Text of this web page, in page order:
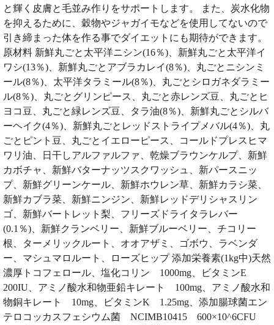
と輝く皮膚と毛並み作りをサポートします。 また、炭水化物
を抑えるために、穀物やジャガイモなどを使用してないので
引き締まった体を作る事でダイエットにも期待ができます。
原材料 新鮮丸ごと太平洋ニシン(16％)、新鮮丸ごと太平洋イ
ワシ(13％)、新鮮丸ごとアブラカレイ(8％)、丸ごとニシンミ
ール(8％)、太平洋タラミール(8％)、丸ごとシロガネダラミー
ル(8％)、丸ごとグリンピース、丸ごと赤レンズ豆、丸ごとヒ
ヨコ豆、丸ごと緑レンズ豆、タラ油(8％)、新鮮丸ごとシルバ
ーヘイク(4％)、新鮮丸ごとレッドストライプメバル(4％)、丸
ごとピント豆、丸ごとイエローピース、コールドプレスヒマ
ワリ油、日干しアルファルファ、乾燥ブラウンケルプ、新鮮
カボチャ、新鮮バターナッツスクワッシュ、新パースニッ
プ、新鮮グリーンケール、新鮮ホウレン草、新鮮カラシ菜、
新鮮カブラ菜、新鮮ニンジン、新鮮レッドデリシャスリン
ゴ、新鮮バートレット梨、フリーズドライタラレバー
(0.1％)、新鮮クランベリー、新鮮ブルーベリー、チコリー
根、ターメリックルート、オオアザミ、ゴボウ、ラベンダ
ー、マシュマロルート、ローズヒップ 添加栄養素(1kg中)天然
濃厚トコフェロール、塩化コリン 1000mg、ビタミンE
200IU、アミノ酸水和物亜鉛キレート 100mg、アミノ酸水和
物銅キレート 10mg、ビタミンK 1.25mg、添加腸球菌エン
テロコッカスフェシウム菌 NCIMB10415 600×10^6CFU